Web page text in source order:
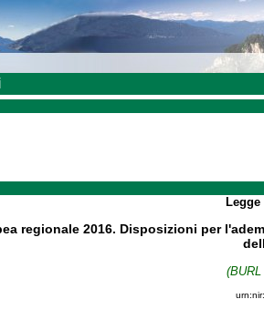
regionale 2016. Disposizioni per